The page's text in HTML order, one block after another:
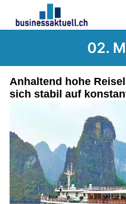
02.
Anhaltend hohe
sich stabil auf